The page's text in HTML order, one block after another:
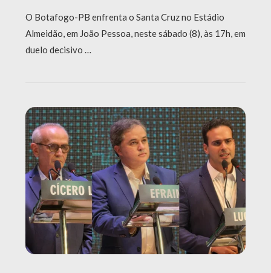
O Botafogo-PB enfrenta o Santa Cruz no Estádio
Almeidão, em João Pessoa, neste sábado (8), às 17h, em
duelo decisivo …